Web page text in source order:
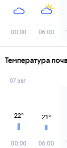
00:00 06:00
Температура
07 авг
22°
00:00
21°
06:00